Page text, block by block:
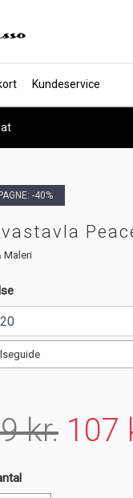
Kundeservice
-40%
Maleri
kr. 107